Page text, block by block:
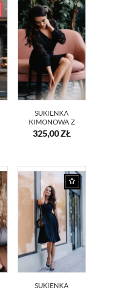
SUKIENKA
KIMONOWA Z
KORONKOWYMI
RĘKAWAMI
325,00ZŁ
SUKIENKA